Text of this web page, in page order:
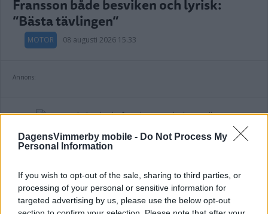
DagensVimmerby mobile - Do Not Process My
Personal Information
If you wish to opt-out of the sale, sharing to third parties, or
processing of your personal or sensitive information for
targeted advertising by us, please use the below opt-out
Fransson både besviken och lyrisk:
”Bästa tävlingen”
MOTOR 08 augusti 2026 15.33
Annons:
Lugnande besked efter dagens olycka i
Rally-SM
MOTOR 08 augusti 2026 11.46